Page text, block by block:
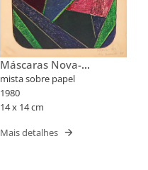
Máscaras Nova-
Iorquinas II
mista sobre papel
1980
14 x 14 cm
Mais detalhes